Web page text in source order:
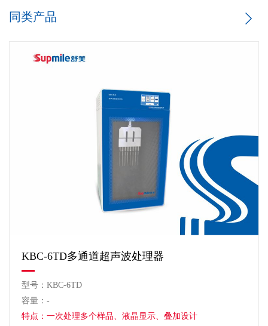
同类产品
KBC-6TD多通道超声波处理器
型号：KBC-6TD
容量：-
特点：一次处理多个样品、液晶显示、叠加设计